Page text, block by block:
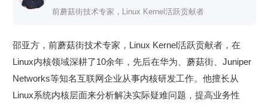
前蘑菇街技术专家，Linux Kernel活跃贡献者
邵亚方，前蘑菇街技术专家，Linux Kernel活跃贡献者，在
Linux内核领域深耕了10余年，先后在华为、蘑菇街、Juniper
Networks等知名互联网企业从事内核研发工作。他擅长从
Linux系统内核层⾯来分析解决实际疑难问题，提高业务性